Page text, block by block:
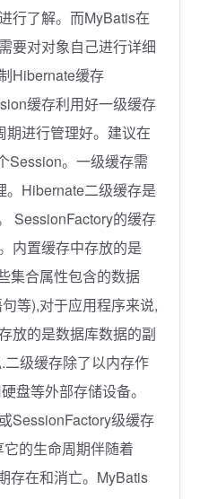
行了解。而MyBatis在
要对对象自己进行详细
Hibernate缓存
缓存利用好一级缓存
进行管理好。建议在
Session。一级缓存需
Hibernate二级缓存是
SessionFactory的缓存
内置缓存中存放的是
集合属性包含的数据
等),对于应用程序来说,
放的是数据库数据的副
级缓存除了以内存作
盘等外部存储设备。
SessionFactory级缓存
的生命周期伴随着
存在和消亡。MyBatis